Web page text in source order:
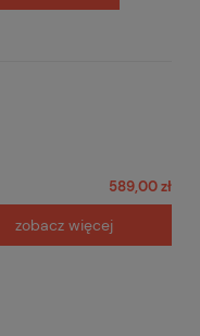
589,00 zł
zobacz więcej